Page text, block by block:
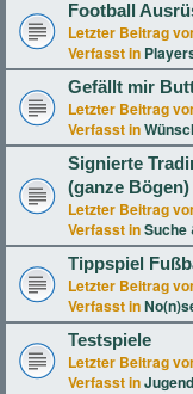
Football
Letzter Beitrag
Verfasst in
Gefällt mir
Letzter Beitrag
Verfasst in
Signierte
(ganze Bögen)
Letzter Beitrag
Verfasst inSuche
Tippspiel
Letzter Beitrag
Verfasst in
Testspiele
Letzter Beitrag
Verfasst in